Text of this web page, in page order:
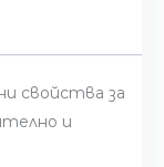
свойства за
и